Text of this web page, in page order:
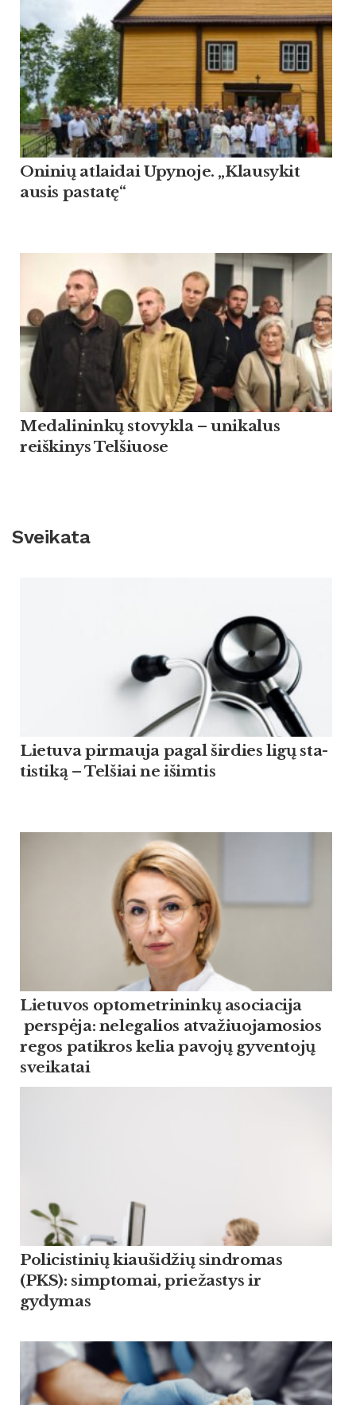
Oninių atlaidai Upynoje. „Klausykit
ausis pastatę“
Medalininkų stovykla – unikalus
reiškinys Telšiuose
Sveikata
Lie­tu­va pir­mau­ja pagal šir­dies ligų sta­
tis­ti­ką – Tel­šiai ne išim­tis
Lietuvos optometrininkų asociacija
perspėja: nelegalios atvažiuojamosios
regos patikros kelia pavojų gyventojų
sveikatai
Policistinių kiaušidžių sindromas
(PKS): simptomai, priežastys ir
gydymas